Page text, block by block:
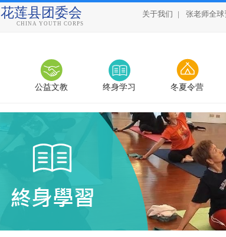
花莲县团委会
CHINA YOUTH CORPS
关于我们 | 张老师全球
公益文教 终身学习 冬夏令营